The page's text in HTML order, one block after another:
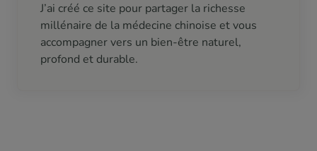
J’ai créé ce site pour partager la richesse
millénaire de la médecine chinoise et vous
accompagner vers un bien-être naturel,
profond et durable.